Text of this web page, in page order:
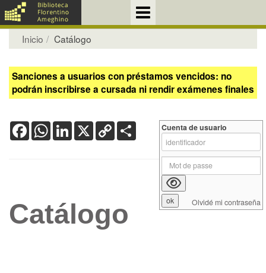
Inicio Catálogo
Sanciones a usuarios con préstamos vencidos: no
podrán inscribirse a cursada ni rendir exámenes finales
FacebookWhatsApp
LinkedIn
X Copy
Link
Catálogo
Cuenta de usuario
Olvidé mi contraseña